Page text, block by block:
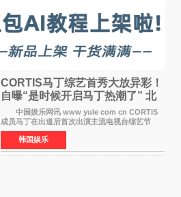
CORTIS马丁综艺首秀大放异彩！
自曝“是时候开启马丁热潮了” 北
美巡演火热进行中
中国娱乐网讯 www yule com cn CORTIS
成员马丁在出道后首次出演主流电视台综艺节
目，展现了多才多艺的魅力。 马丁出演了5日
播出的MBC《Radio Star》Fashion与Passion
之间，I&lsquo;m
韩国娱乐